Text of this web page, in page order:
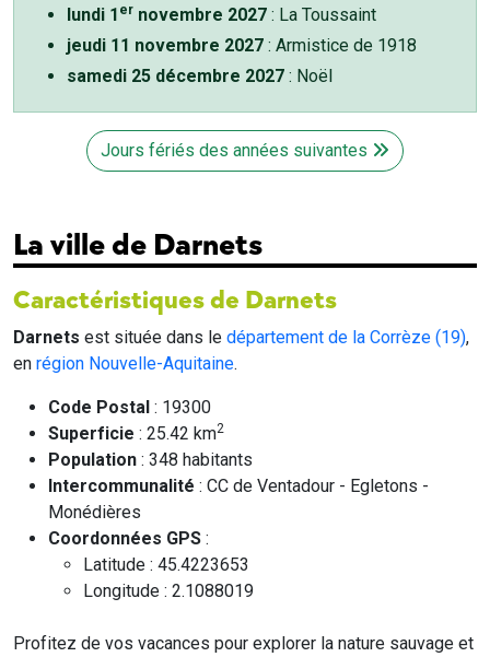
lundi 1 er novembre 2027 : La Toussaint
jeudi 11 novembre 2027 : Armistice de 1918
samedi 25 décembre 2027 : Noël
Jours fériés des années suivantes
La ville de Darnets
Caractéristiques de Darnets
Darnets est située dans le département de la Corrèze (19),
en région Nouvelle-Aquitaine.
Code Postal : 19300
Superficie : 25.42 km2
Population : 348 habitants
Intercommunalité : CC de Ventadour - Egletons -
Monédières
Coordonnées GPS :
Latitude : 45.4223653
Longitude : 2.1088019
Profitez de vos vacances pour explorer la nature sauvage et